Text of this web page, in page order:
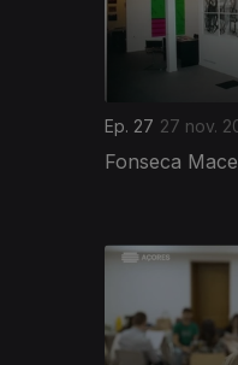
Ep. 27 27 nov.
Fonseca
800208